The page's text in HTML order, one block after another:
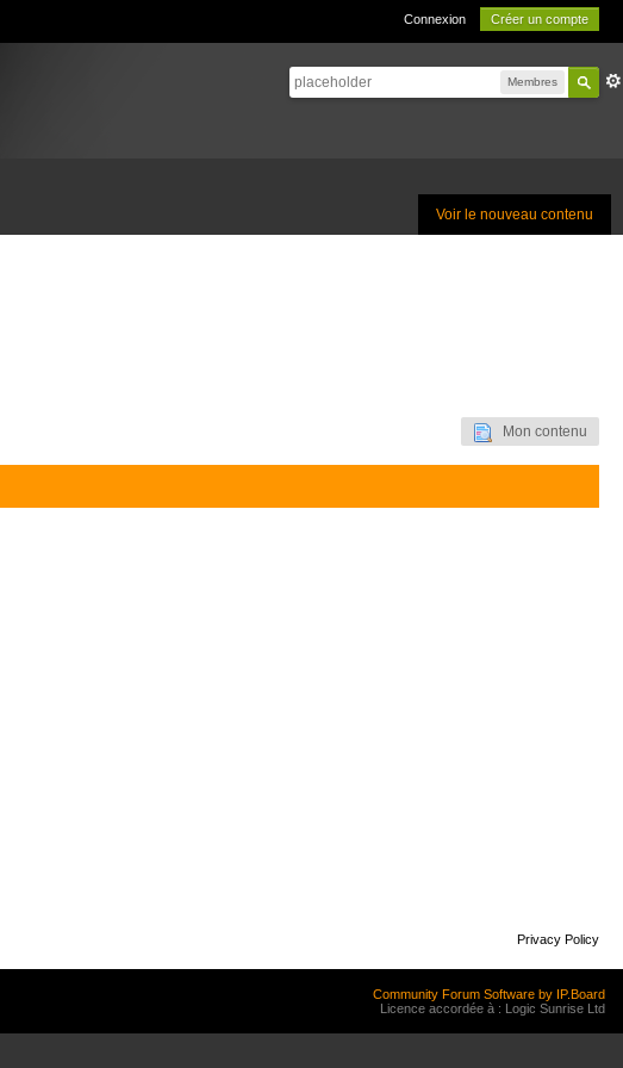
Connexion Créer un compte
Membres
Voir le nouveau contenu
Mon contenu
Privacy Policy
Community Forum Software by IP.Board
Licence accordée à : Logic Sunrise Ltd